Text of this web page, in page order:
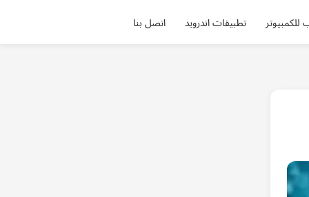
للكمبيوتر تطبيقات اندرويد اتصل بنا